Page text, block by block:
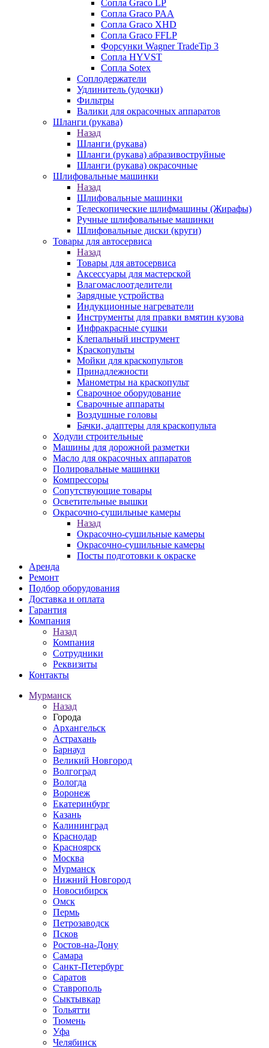
Сопла Graco LP
Сопла Graco PAA
Сопла Graco XHD
Сопла Graco FFLP
Форсунки Wagner TradeTip 3
Сопла HYVST
Сопла Sotex
Соплодержатели
Удлинитель (удочки)
Фильтры
Валики для окрасочных аппаратов
Шланги (рукава)
Назад
Шланги (рукава)
Шланги (рукава) абразивоструйные
Шланги (рукава) окрасочные
Шлифовальные машинки
Назад
Шлифовальные машинки
Телескопические шлифмашины (Жирафы)
Ручные шлифовальные машинки
Шлифовальные диски (круги)
Товары для автосервиса
Назад
Товары для автосервиса
Аксессуары для мастерской
Влагомаслоотделители
Зарядные устройства
Индукционные нагреватели
Инструменты для правки вмятин кузова
Инфракрасные сушки
Клепальный инструмент
Краскопульты
Мойки для краскопультов
Принадлежности
Манометры на краскопульт
Сварочное оборудование
Сварочные аппараты
Воздушные головы
Бачки, адаптеры для краскопульта
Ходули строительные
Машины для дорожной разметки
Масло для окрасочных аппаратов
Полировальные машинки
Компрессоры
Сопутствующие товары
Осветительные вышки
Окрасочно-сушильные камеры
Назад
Окрасочно-сушильные камеры
Окрасочно-сушильные камеры
Посты подготовки к окраске
Аренда
Ремонт
Подбор оборудования
Доставка и оплата
Гарантия
Компания
Назад
Компания
Сотрудники
Реквизиты
Контакты
Мурманск
Назад
Города
Архангельск
Астрахань
Барнаул
Великий Новгород
Волгоград
Вологда
Воронеж
Екатеринбург
Казань
Калининград
Краснодар
Красноярск
Москва
Мурманск
Нижний Новгород
Новосибирск
Омск
Пермь
Петрозаводск
Псков
Ростов-на-Дону
Самара
Санкт-Петербург
Саратов
Ставрополь
Сыктывкар
Тольятти
Тюмень
Уфа
Челябинск